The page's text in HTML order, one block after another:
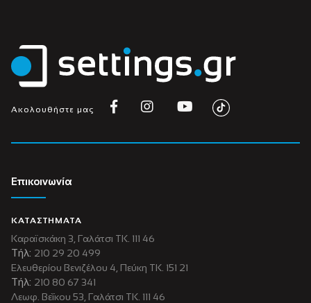
Ακολουθήστε μας
Επικοινωνία
ΚΑΤΑΣΤΗΜΑΤΑ
Καραϊσκάκη 3, Γαλάτσι ΤΚ. 111 46
Τήλ: 210 29 20 499
Ελευθερίου Βενιζέλου 4, Πεύκη ΤΚ. 151 21
Τήλ: 210 80 67 341
Λεωφ. Βεΐκου 53, Γαλάτσι ΤΚ. 111 46